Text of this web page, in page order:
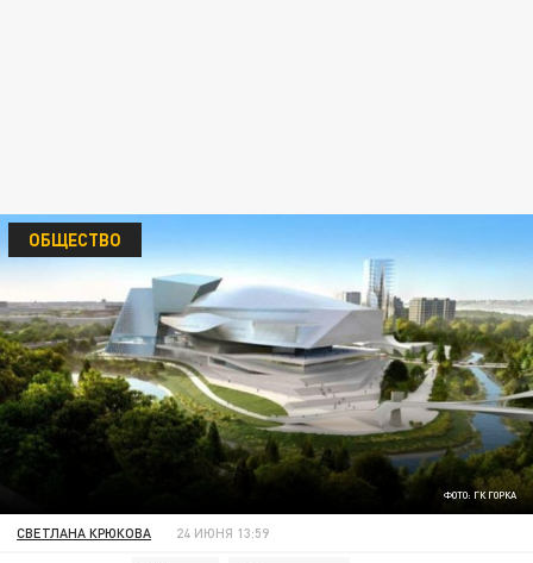
ФОТО: ГК ГОРКА
ОБЩЕСТВО
СВЕТЛАНА КРЮКОВА 24 ИЮНЯ 13:59